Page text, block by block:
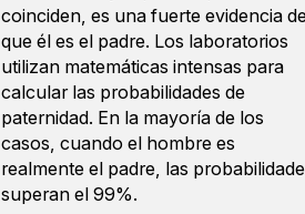
coinciden, es una fuerte evidencia
que él es el padre. Los laboratorios
utilizan matemáticas intensas para
calcular las probabilidades de
paternidad. En la mayoría de los
casos, cuando el hombre es
realmente el padre, las
superan el 99%.